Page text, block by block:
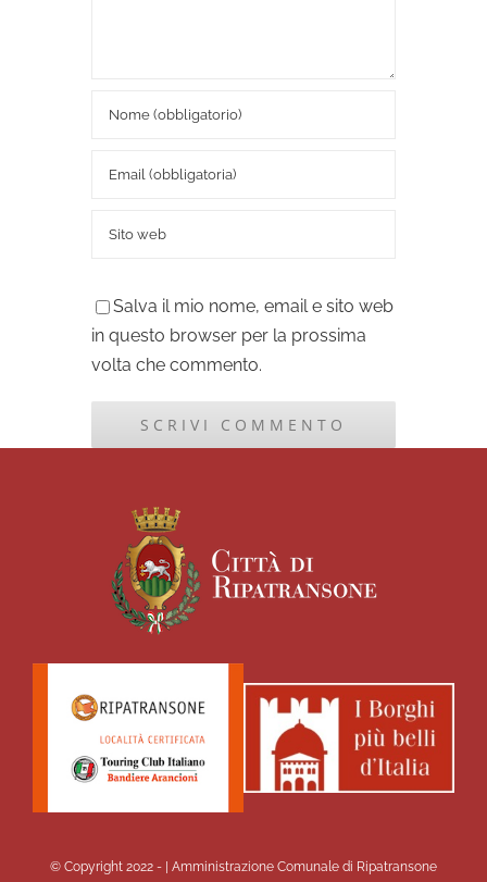
Salva il mio nome, email e sito web
in questo browser per la prossima
volta che commento.
© Copyright 2022 - | Amministrazione Comunale di Ripatransone